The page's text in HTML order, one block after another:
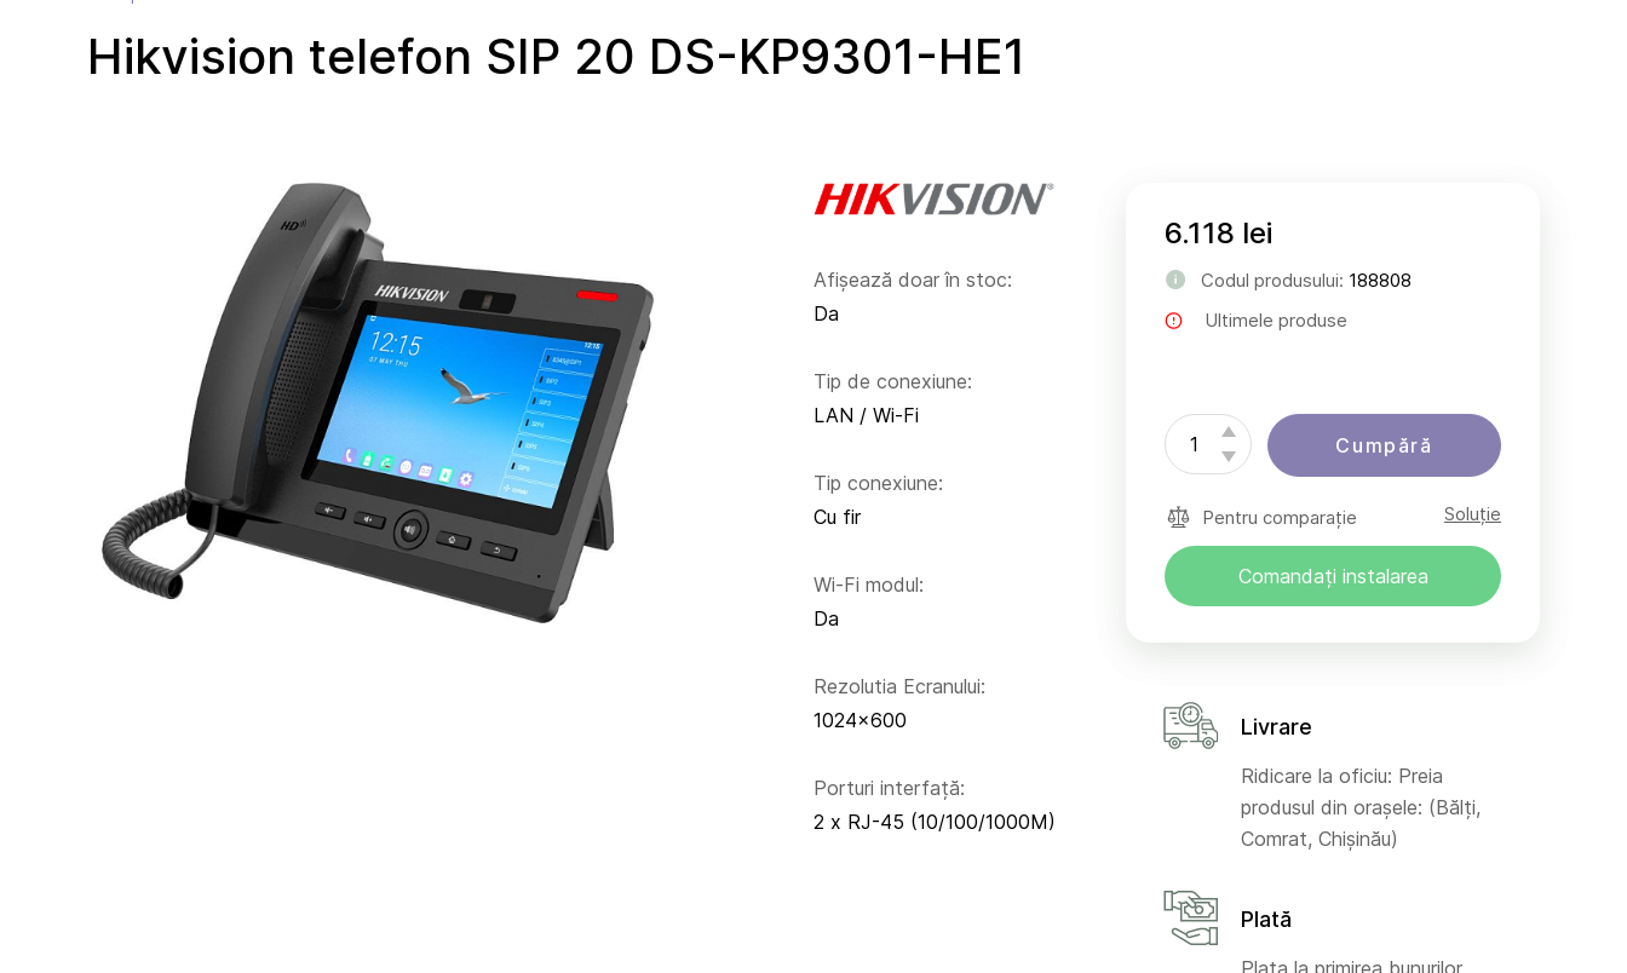
Hikvision telefon SIP 20 DS-KP9301-HE1
Afișează doar în stoc:
Da
Tip de conexiune:
LAN / Wi-Fi
Tip conexiune:
Cu fir
Wi-Fi modul:
Da
Rezolutia Ecranului:
1024x600
Porturi interfață:
2 x RJ-45 (10/100/1000M)
6.118 lei
Codul produsului: 188808
Ultimele produse
Cumpără
Pentru comparație Soluție
Comandați instalarea
Livrare
Ridicare la oficiu: Preia
produsul din orașele: (Bălți,
Comrat, Chișinău)
Plată
Plata la primirea bunurilor,